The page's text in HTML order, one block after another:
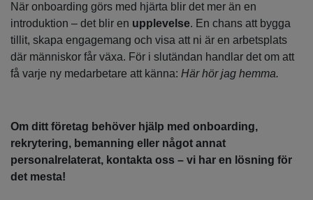
När onboarding görs med hjärta blir det mer än en
introduktion – det blir en upplevelse. En chans att bygga
tillit, skapa engagemang och visa att ni är en arbetsplats
där människor får växa. För i slutändan handlar det om att
få varje ny medarbetare att känna: Här hör jag hemma.
Om ditt företag behöver hjälp med onboarding,
rekrytering, bemanning eller något annat
personalrelaterat, kontakta oss – vi har en lösning för
det mesta!